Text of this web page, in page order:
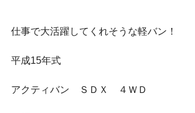
仕事で大活躍してくれそうな軽バン！
平成15年式
アクティバン　ＳＤＸ　４ＷＤ